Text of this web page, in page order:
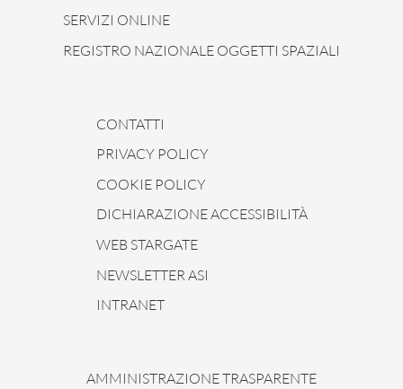
SERVIZI ONLINE
REGISTRO NAZIONALE OGGETTI SPAZIALI
CONTATTI
PRIVACY POLICY
COOKIE POLICY
DICHIARAZIONE ACCESSIBILITÀ
WEB STARGATE
NEWSLETTER ASI
INTRANET
AMMINISTRAZIONE TRASPARENTE